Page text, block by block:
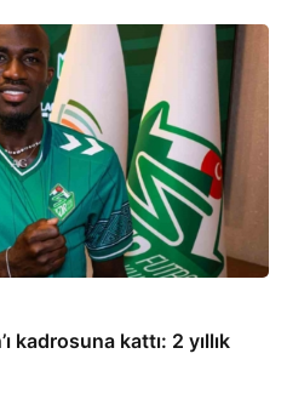
kadrosuna kattı: 2 yıllık